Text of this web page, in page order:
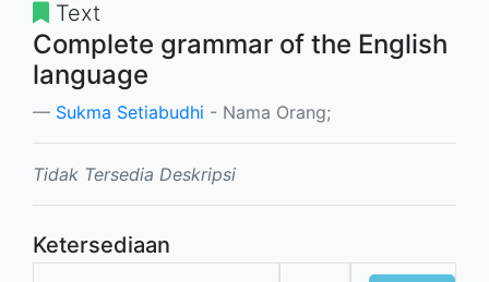
Text
Complete grammar of the English
language
Sukma Setiabudhi - Nama Orang;
Tidak Tersedia Deskripsi
Ketersediaan